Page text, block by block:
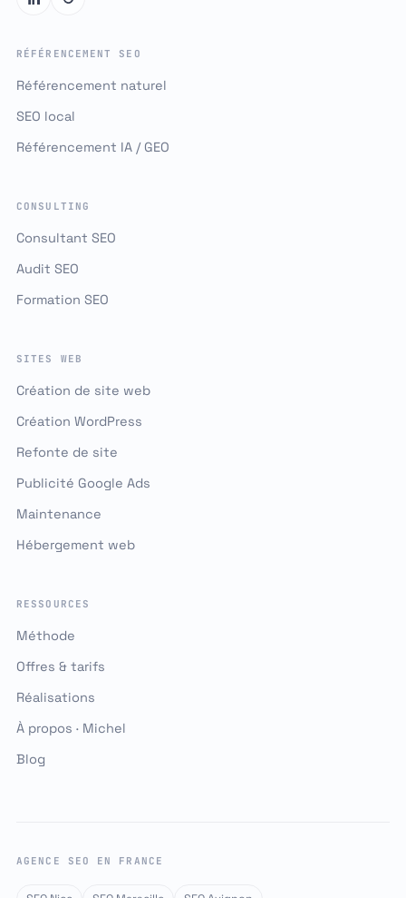
RÉFÉRENCEMENT SEO
Référencement naturel
SEO local
Référencement IA / GEO
CONSULTING
Consultant SEO
Audit SEO
Formation SEO
SITES WEB
Création de site web
Création WordPress
Refonte de site
Publicité Google Ads
Maintenance
Hébergement web
RESSOURCES
Méthode
Offres & tarifs
Réalisations
À propos · Michel
Blog
AGENCE SEO EN FRANCE